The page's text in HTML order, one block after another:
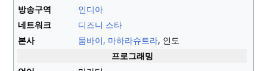
방송구역
인디아
네트워크
디즈니 스타
본사
뭄바이, 마하라슈트라, 인도
프로그래밍